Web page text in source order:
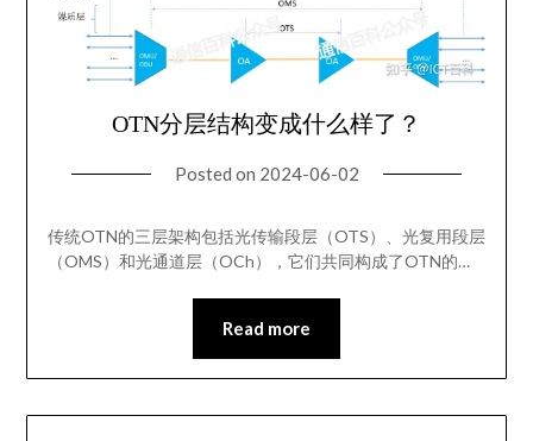
OTN分层结构变成什么样了？
Posted on 2024-06-02
传统OTN的三层架构包括光传输段层（OTS）、光复用段层
（OMS）和光通道层（OCh），它们共同构成了OTN的…
Read more